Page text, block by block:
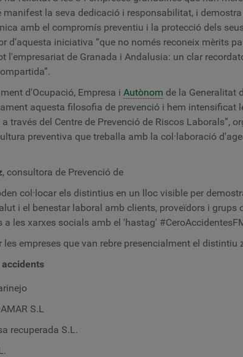
manifest la seva dedicació i responsabilitat, i
amb el compromís preventiu i la protecció dels
d'aquesta iniciativa “que no només reconeix mèrits
l'empresariat de Granada i Andalusia: un clar
d'Ocupació, Empresa i Autònom de la Generalitat
aquesta filosofia de prevenció i hem intensificat
través del Centre de Prevenció de Riscos Laborals”,
preventiva que treballa amb la col·laboració
, consultora de Prevenció de
col·locar els distintius en un lloc visible per
i el benestar laboral amb clients, proveïdors i grups
a les xarxes socials amb el 'hastag'
les empreses que van rebre presencialment el distintiu
accidents
S.L
recuperada S.L.